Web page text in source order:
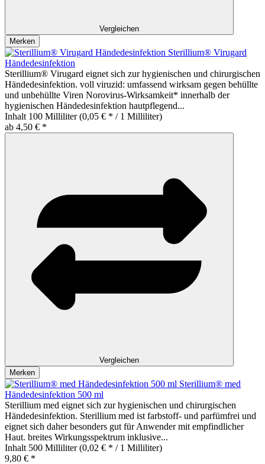
Vergleichen
Merken
Sterillium® Virugard
Händedesinfektion
Sterillium® Virugard eignet sich zur hygienischen und chirurgischen
Händedesinfektion. voll viruzid: umfassend wirksam gegen behüllte
und unbehüllte Viren Norovirus-Wirksamkeit* innerhalb der
hygienischen Händedesinfektion hautpflegend...
Inhalt 100 Milliliter(0,05 € * / 1 Milliliter)
ab 4,50 € *
Vergleichen
Merken
Sterillium® med
Händedesinfektion 500 ml
Sterillium med eignet sich zur hygienischen und chirurgischen
Händedesinfektion. Sterillium med ist farbstoff- und parfümfrei und
eignet sich daher besonders gut für Anwender mit empfindlicher
Haut. breites Wirkungsspektrum inklusive...
Inhalt 500 Milliliter(0,02 € * / 1 Milliliter)
9,80 € *